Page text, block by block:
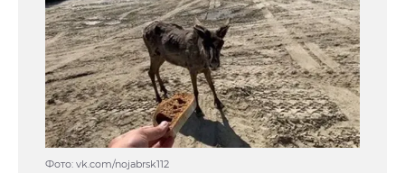
Фото: vk.com/nojabrsk112